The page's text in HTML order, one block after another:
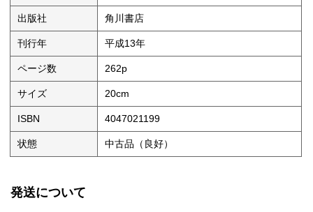
出版社 角川書店
刊行年 平成13年
ページ数 262p
サイズ 20cm
ISBN 4047021199
状態 中古品（良好）
発送について